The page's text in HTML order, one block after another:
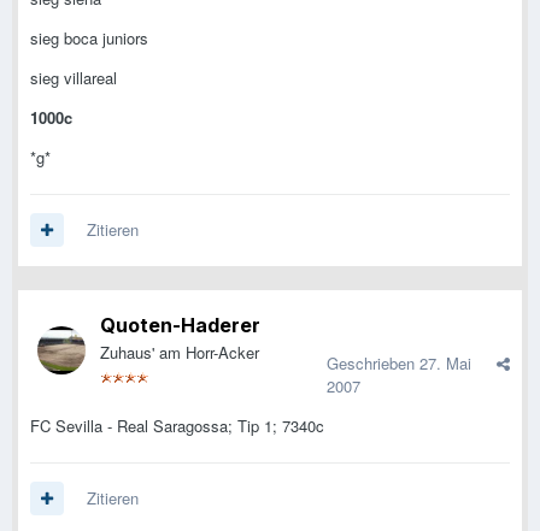
sieg boca juniors
sieg villareal
1000c
*g*
Zitieren
Quoten-Haderer
Zuhaus' am Horr-Acker Geschrieben 27. Mai
2007
FC Sevilla - Real Saragossa; Tip 1; 7340c
Zitieren